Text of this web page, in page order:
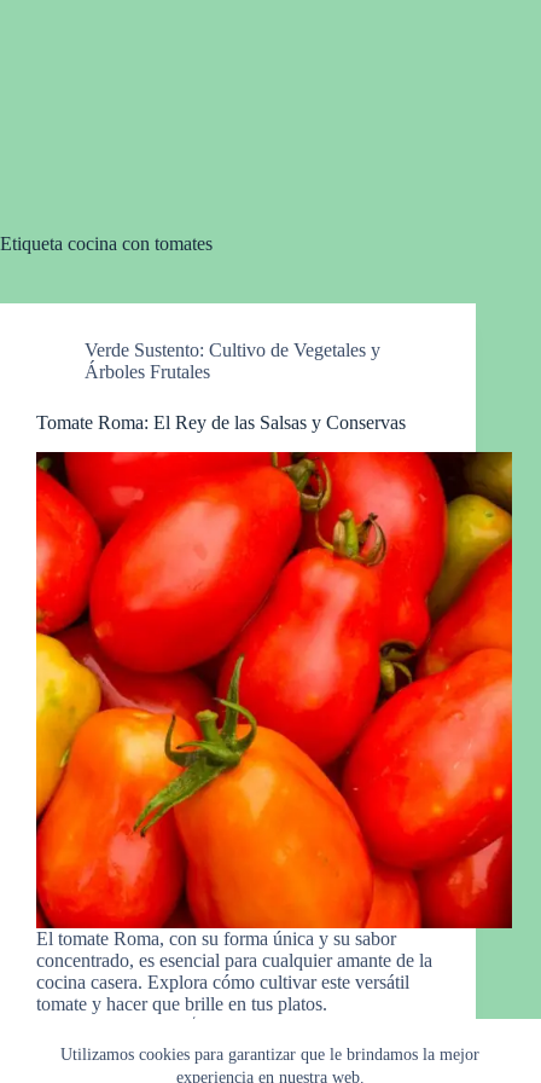
Utilizamos cookies para garantizar que le brindamos la mejor
experiencia en nuestra web.
Etiqueta cocina con tomates
Verde Sustento: Cultivo de Vegetales y
Árboles Frutales
Tomate Roma: El Rey de las Salsas y Conservas
El tomate Roma, con su forma única y su sabor
concentrado, es esencial para cualquier amante de la
cocina casera. Explora cómo cultivar este versátil
tomate y hacer que brille en tus platos.